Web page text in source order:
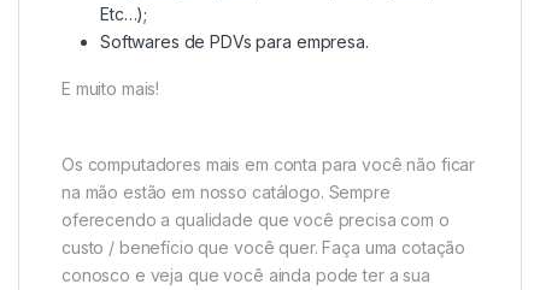
Etc…);
Softwares de PDVs para empresa.
E muito mais!
Os computadores mais em conta para você não ficar
na mão estão em nosso catálogo. Sempre
oferecendo a qualidade que você precisa com o
custo / benefício que você quer. Faça uma cotação
conosco e veja que você ainda pode ter a sua